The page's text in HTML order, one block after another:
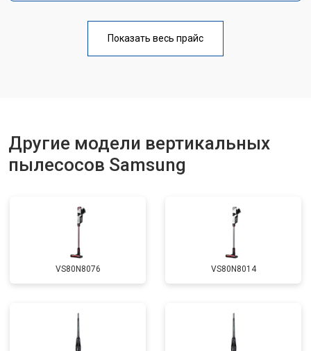
Показать весь прайс
Другие модели вертикальных
пылесосов Samsung
VS80N8076 VS80N8014